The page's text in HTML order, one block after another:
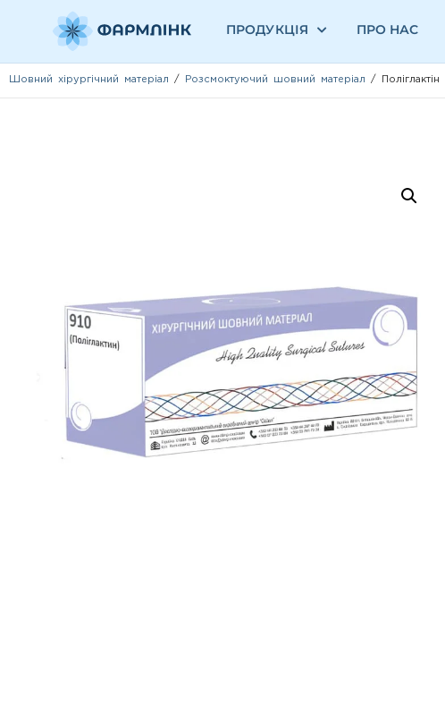
ПРОДУКЦІЯ ПРО НАС
Шовний хірургічний матеріал / Розсмоктуючий шовний матеріал /